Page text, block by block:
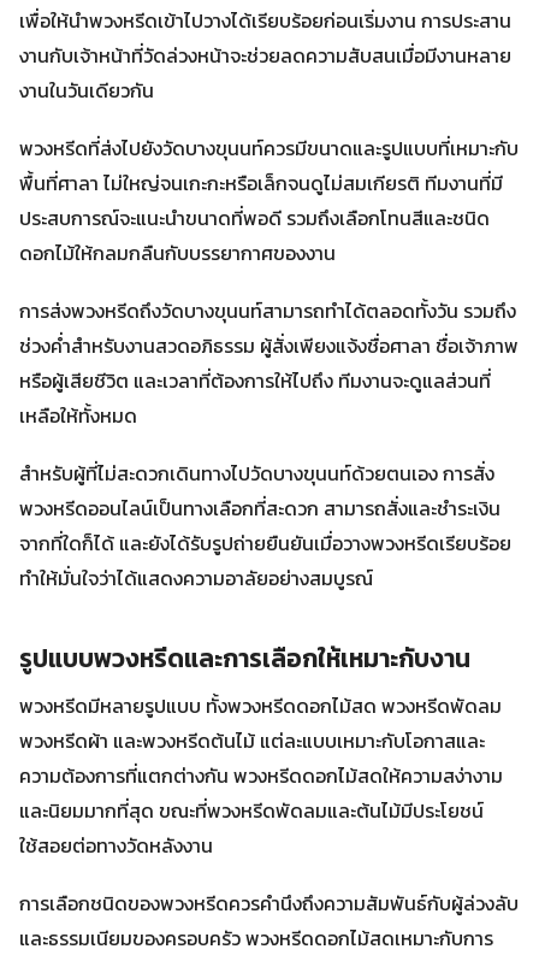
เพื่อให้นำพวงหรีดเข้าไปวางได้เรียบร้อยก่อนเริ่มงาน การประสาน
งานกับเจ้าหน้าที่วัดล่วงหน้าจะช่วยลดความสับสนเมื่อมีงานหลาย
งานในวันเดียวกัน
พวงหรีดที่ส่งไปยังวัดบางขุนนท์ควรมีขนาดและรูปแบบที่เหมาะกับ
พื้นที่ศาลา ไม่ใหญ่จนเกะกะหรือเล็กจนดูไม่สมเกียรติ ทีมงานที่มี
ประสบการณ์จะแนะนำขนาดที่พอดี รวมถึงเลือกโทนสีและชนิด
ดอกไม้ให้กลมกลืนกับบรรยากาศของงาน
การส่งพวงหรีดถึงวัดบางขุนนท์สามารถทำได้ตลอดทั้งวัน รวมถึง
ช่วงค่ำสำหรับงานสวดอภิธรรม ผู้สั่งเพียงแจ้งชื่อศาลา ชื่อเจ้าภาพ
หรือผู้เสียชีวิต และเวลาที่ต้องการให้ไปถึง ทีมงานจะดูแลส่วนที่
เหลือให้ทั้งหมด
สำหรับผู้ที่ไม่สะดวกเดินทางไปวัดบางขุนนท์ด้วยตนเอง การสั่ง
พวงหรีดออนไลน์เป็นทางเลือกที่สะดวก สามารถสั่งและชำระเงิน
จากที่ใดก็ได้ และยังได้รับรูปถ่ายยืนยันเมื่อวางพวงหรีดเรียบร้อย
ทำให้มั่นใจว่าได้แสดงความอาลัยอย่างสมบูรณ์
รูปแบบพวงหรีดและการเลือกให้เหมาะกับงาน
พวงหรีดมีหลายรูปแบบ ทั้งพวงหรีดดอกไม้สด พวงหรีดพัดลม
พวงหรีดผ้า และพวงหรีดต้นไม้ แต่ละแบบเหมาะกับโอกาสและ
ความต้องการที่แตกต่างกัน พวงหรีดดอกไม้สดให้ความสง่างาม
และนิยมมากที่สุด ขณะที่พวงหรีดพัดลมและต้นไม้มีประโยชน์
ใช้สอยต่อทางวัดหลังงาน
การเลือกชนิดของพวงหรีดควรคำนึงถึงความสัมพันธ์กับผู้ล่วงลับ
และธรรมเนียมของครอบครัว พวงหรีดดอกไม้สดเหมาะกับการ